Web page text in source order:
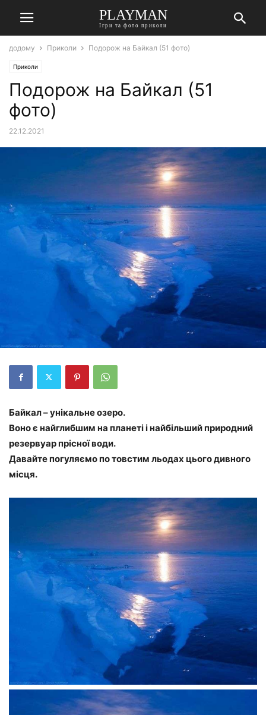
PLAYMAN
Ігри та фото приколи
додому Приколи Подорож на Байкал (51 фото)
Приколи
Подорож на Байкал (51
фото)
22.12.2021
Байкал – унікальне озеро.
Воно є найглибшим на планеті і найбільший природний
резервуар прісної води.
Давайте погуляємо по товстим льодах цього дивного
місця.